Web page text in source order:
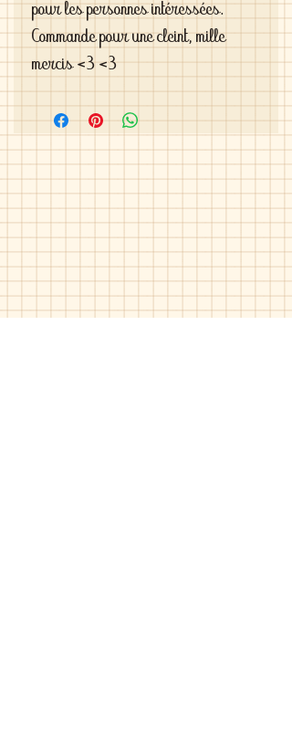
pour les personnes intéressées.
Commande pour une cleint, mille
mercis <3 <3